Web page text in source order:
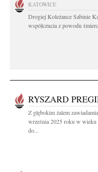
KATOWICE
Drogiej Koleżance Sabinie
współczucia z powodu
RYSZARD
Z głębokim żalem
września 2025 roku w wieku
do...